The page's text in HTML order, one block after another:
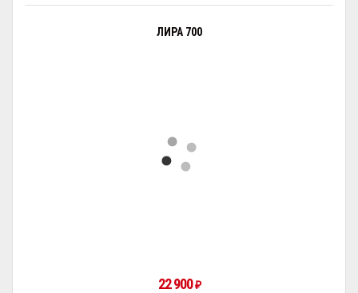
ЛИРА 700
22 900₽